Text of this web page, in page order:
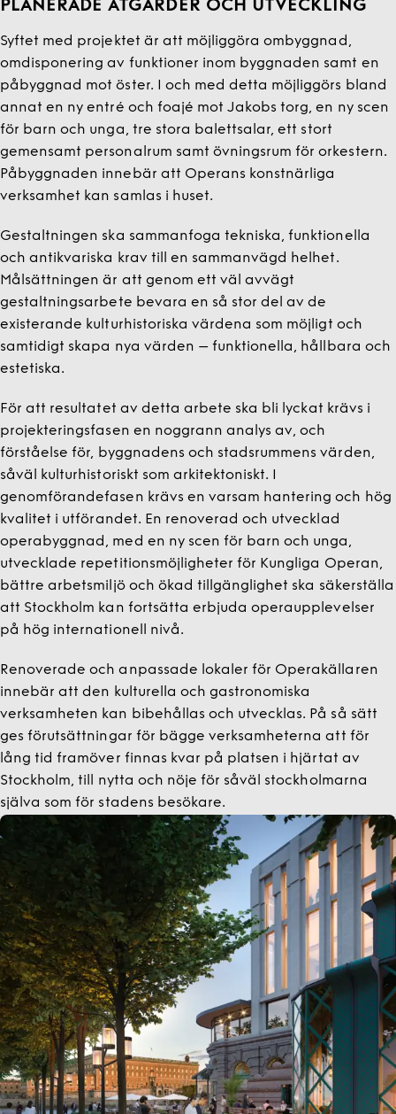
PLANERADE ÅTGÄRDER OCH UTVECKLING
Syftet med projektet är att möjliggöra ombyggnad,
omdisponering av funktioner inom byggnaden samt en
påbyggnad mot öster. I och med detta möjliggörs bland
annat en ny entré och foajé mot Jakobs torg, en ny scen
för barn och unga, tre stora balettsalar, ett stort
gemensamt personalrum samt övningsrum för orkestern.
Påbyggnaden innebär att Operans konstnärliga
verksamhet kan samlas i huset.
Gestaltningen ska sammanfoga tekniska, funktionella
och antikvariska krav till en sammanvägd helhet.
Målsättningen är att genom ett väl avvägt
gestaltningsarbete bevara en så stor del av de
existerande kulturhistoriska värdena som möjligt och
samtidigt skapa nya värden – funktionella, hållbara och
estetiska.
För att resultatet av detta arbete ska bli lyckat krävs i
projekteringsfasen en noggrann analys av, och
förståelse för, byggnadens och stadsrummens värden,
såväl kulturhistoriskt som arkitektoniskt. I
genomförandefasen krävs en varsam hantering och hög
kvalitet i utförandet. En renoverad och utvecklad
operabyggnad, med en ny scen för barn och unga,
utvecklade repetitionsmöjligheter för Kungliga Operan,
bättre arbetsmiljö och ökad tillgänglighet ska säkerställa
att Stockholm kan fortsätta erbjuda operaupplevelser
på hög internationell nivå.
Renoverade och anpassade lokaler för Operakällaren
innebär att den kulturella och gastronomiska
verksamheten kan bibehållas och utvecklas. På så sätt
ges förutsättningar för bägge verksamheterna att för
lång tid framöver finnas kvar på platsen i hjärtat av
Stockholm, till nytta och nöje för såväl stockholmarna
själva som för stadens besökare.